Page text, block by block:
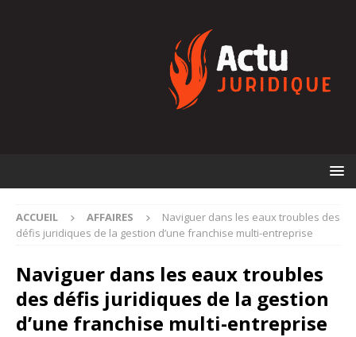
ACCUEIL AFFAIRES
Naviguer dans les eaux troubles des
défis juridiques de la gestion d’une franchise multi-entreprise
Naviguer dans les eaux troubles
des défis juridiques de la gestion
d’une franchise multi-entreprise